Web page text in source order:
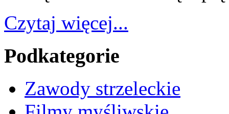
Czytaj więcej...
Podkategorie
Zawody strzeleckie